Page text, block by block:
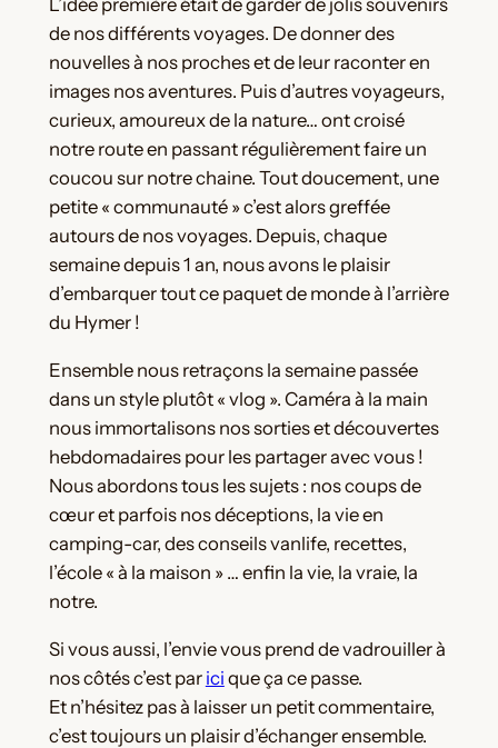
L’idée première était de garder de jolis souvenirs
de nos différents voyages. De donner des
nouvelles à nos proches et de leur raconter en
images nos aventures. Puis d’autres voyageurs,
curieux, amoureux de la nature… ont croisé
notre route en passant régulièrement faire un
coucou sur notre chaine. Tout doucement, une
petite « communauté » c’est alors greffée
autours de nos voyages. Depuis, chaque
semaine depuis 1 an, nous avons le plaisir
d’embarquer tout ce paquet de monde à l’arrière
du Hymer !
Ensemble nous retraçons la semaine passée
dans un style plutôt « vlog ». Caméra à la main
nous immortalisons nos sorties et découvertes
hebdomadaires pour les partager avec vous !
Nous abordons tous les sujets : nos coups de
cœur et parfois nos déceptions, la vie en
camping-car, des conseils vanlife, recettes,
l’école « à la maison » … enfin la vie, la vraie, la
notre.
Si vous aussi, l’envie vous prend de vadrouiller à
nos côtés c’est par ici que ça ce passe.
Et n’hésitez pas à laisser un petit commentaire,
c’est toujours un plaisir d’échanger ensemble.